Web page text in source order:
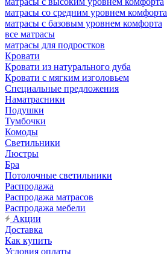
матрасы со средним уровнем комфорта
матрасы с базовым уровнем комфорта
все матрасы
матрасы для подростков
Кровати
Кровати из натурального дуба
Кровати с мягким изголовьем
Специальные предложения
Наматрасники
Подушки
Тумбочки
Комоды
Светильники
Люстры
Бра
Потолочные светильники
Распродажа
Распродажа матрасов
Распродажа мебели
Акции
Доставка
Как купить
Условия оплаты